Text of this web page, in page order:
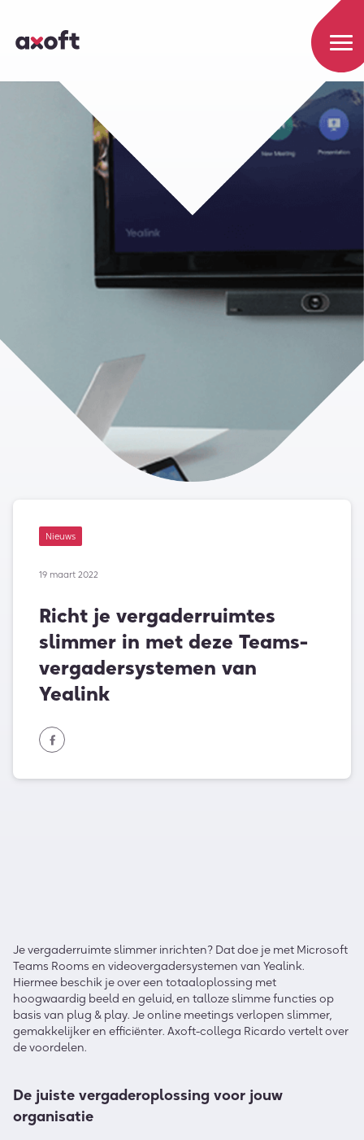
Nieuws
19 maart 2022
Richt je vergaderruimtes
slimmer in met deze Teams-
vergadersystemen van
Yealink
Je vergaderruimte slimmer inrichten? Dat doe je met Microsoft
Teams Rooms en videovergadersystemen van Yealink.
Hiermee beschik je over een totaaloplossing met
hoogwaardig beeld en geluid, en talloze slimme functies op
basis van plug & play. Je online meetings verlopen slimmer,
gemakkelijker en efficiënter. Axoft-collega Ricardo vertelt over
de voordelen.
De juiste vergaderoplossing voor jouw
organisatie